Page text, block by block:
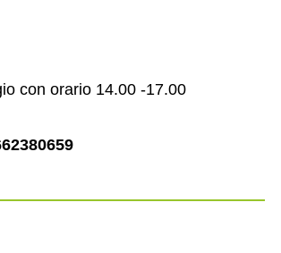
con orario 14.00 -17.00